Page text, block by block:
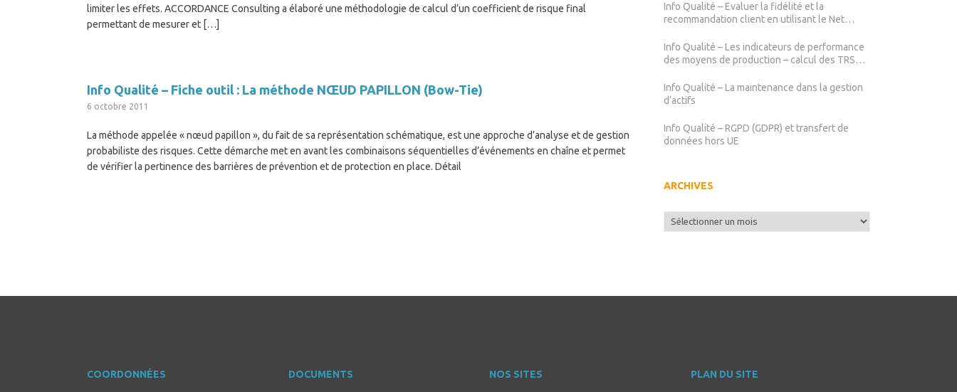
limiter les effets. ACCORDANCE Consulting a élaboré une méthodologie de calcul d’un coefficient de risque final
permettant de mesurer et […]
Info Qualité – Fiche outil : La méthode NŒUD PAPILLON (Bow-Tie)
6 octobre 2011
La méthode appelée « nœud papillon », du fait de sa représentation schématique, est une approche d’analyse et de gestion
probabiliste des risques. Cette démarche met en avant les combinaisons séquentielles d’événements en chaîne et permet
de vérifier la pertinence des barrières de prévention et de protection en place. Détail
Info Qualité – Evaluer la fidélité et la
recommandation client en utilisant le Net
Info Qualité – Les indicateurs de performance
des moyens de production – calcul des TRS
Info Qualité – La maintenance dans la gestion
d’actifs
Info Qualité – RGPD (GDPR) et transfert de
données hors UE
ARCHIVES
Archives
COORDONNÉES DOCUMENTS NOS SITES PLAN DU SITE